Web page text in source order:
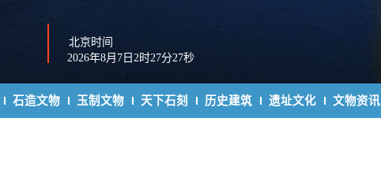
北京时间
2026年8月7日2时27分28秒
石造文物 玉制文物 天下石刻 历史建筑 遗址文化 文物资讯